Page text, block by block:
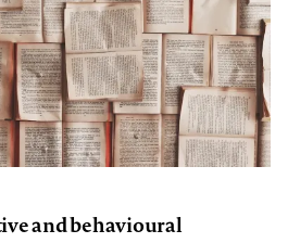
and behavioural